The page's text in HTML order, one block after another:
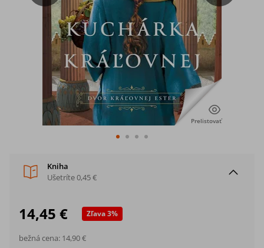
Prelistovať
Kniha
Ušetríte0,45 €
14,45 € Zľava3%
bežná cena: 14,90 €